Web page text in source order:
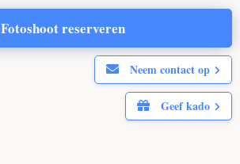
price
was:
198,50.
Fotoshoot reserveren
Neem contact op
Geef kado